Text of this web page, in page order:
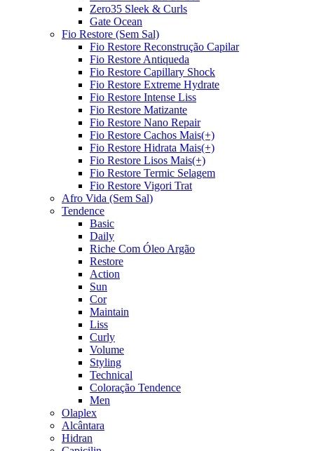
Zero35 Sleek & Curls
Gate Ocean
Fio Restore (Sem Sal)
Fio Restore Reconstrução Capilar
Fio Restore Antiqueda
Fio Restore Capillary Shock
Fio Restore Extreme Hydrate
Fio Restore Intense Liss
Fio Restore Matizante
Fio Restore Nano Repair
Fio Restore Cachos Mais(+)
Fio Restore Hidrata Mais(+)
Fio Restore Lisos Mais(+)
Fio Restore Termic Selagem
Fio Restore Vigori Trat
Afro Vida (Sem Sal)
Tendence
Basic
Daily
Riche Com Óleo Argão
Restore
Action
Sun
Cor
Maintain
Liss
Curly
Volume
Styling
Technical
Coloração Tendence
Men
Olaplex
Alcântara
Hidran